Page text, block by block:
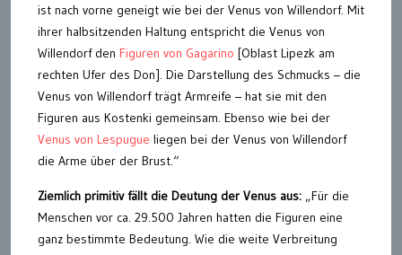
ist nach vorne geneigt wie bei der Venus von Willendorf. Mit
ihrer halbsitzenden Haltung entspricht die Venus von
Willendorf den Figuren von Gagarino [Oblast Lipezk am
rechten Ufer des Don]. Die Darstellung des Schmucks – die
Venus von Willendorf trägt Armreife – hat sie mit den
Figuren aus Kostenki gemeinsam. Ebenso wie bei der
Venus von Lespugue liegen bei der Venus von Willendorf
die Arme über der Brust.“
Ziemlich primitiv fällt die Deutung der Venus aus: „Für die
Menschen vor ca. 29.500 Jahren hatten die Figuren eine
ganz bestimmte Bedeutung. Wie die weite Verbreitung